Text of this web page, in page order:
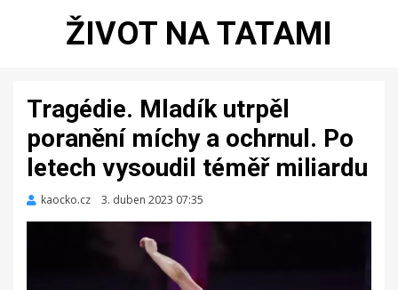
ŽIVOT NA TATAMI
Tragédie. Mladík utrpěl
poranění míchy a ochrnul. Po
letech vysoudil téměř miliardu
kaocko.cz
Zveřejněno
3. duben 2023 07:35